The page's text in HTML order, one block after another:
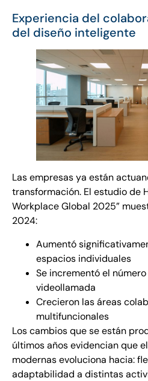
Experiencia del
del diseño inteligente
Las empresas ya están
transformación. El estudio de
Workplace Global 2025”
2024:
Aumentó
espacios individuales
Se incrementó el
videollamada
Crecieron las áreas
multifuncionales
Los cambios que se están
últimos años evidencian que
modernas evoluciona hacia:
adaptabilidad a distintas